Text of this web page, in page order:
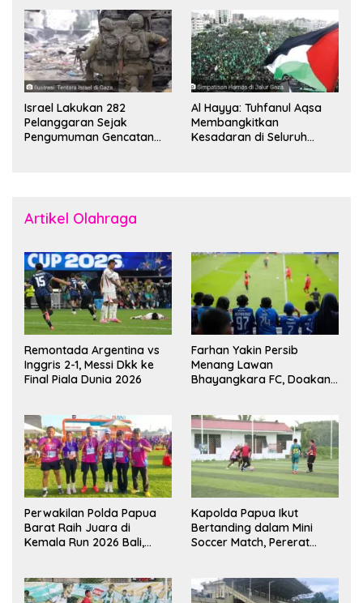
Sinwar
Israel Lakukan 282
Pelanggaran Sejak
Pengumuman Gencatan
Al Hayya: Tuhfanul Aqsa
Membangkitkan
Kesadaran di Seluruh
Artikel Olahraga
Remontada Argentina vs
Inggris 2-1, Messi Dkk ke
Final Piala Dunia 2026
Farhan Yakin Persib
Menang Lawan
Bhayangkara FC, Doakan
Perwakilan Polda Papua
Barat Raih Juara di
Kemala Run 2026 Bali,
Kapolda Papua Ikut
Bertanding dalam Mini
Soccer Match, Pererat